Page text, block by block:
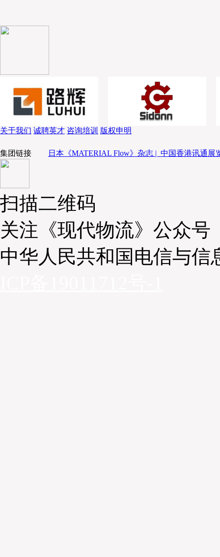
后，田鑫介绍了盒马如何基于大数据洞察客户价值
场景、消费需求等设计商品结构。“所有的商品都值
关于我们 诚聘英才 咨询培训 版权申明
集团链接 日本《MATERIAL Flow》杂志 | 中国香港讯通展
扫描二维码
关注《现代物流》公众号
中华人民共和国电信与